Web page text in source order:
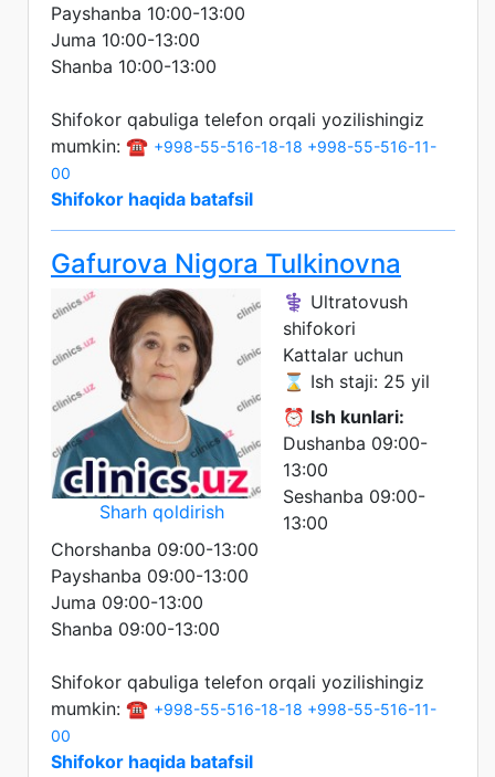
Payshanba 10:00-13:00
Juma 10:00-13:00
Shanba 10:00-13:00
Shifokor qabuliga telefon orqali yozilishingiz
mumkin: ☎️ +998-55-516-18-18 +998-55-516-11-
00
Shifokor haqida batafsil
Gafurova Nigora Tulkinovna
Sharh qoldirish
⚕️ Ultratovush
shifokori
Kattalar uchun
⌛ Ish staji: 25 yil
⏰ Ish kunlari:
Dushanba 09:00-
13:00
Seshanba 09:00-
13:00
Chorshanba 09:00-13:00
Payshanba 09:00-13:00
Juma 09:00-13:00
Shanba 09:00-13:00
Shifokor qabuliga telefon orqali yozilishingiz
mumkin: ☎️ +998-55-516-18-18 +998-55-516-11-
00
Shifokor haqida batafsil